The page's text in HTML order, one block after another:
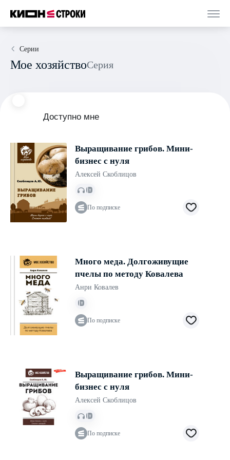
Серии
Мое хозяйство Серия
Доступно мне
Выращивание грибов. Мини-
бизнес с нуля
Алексей Скоблицов
По подписке
Много меда. Долгоживущие
пчелы по методу Ковалева
Анри Ковалев
По подписке
Выращивание грибов. Мини-
бизнес с нуля
Алексей Скоблицов
По подписке